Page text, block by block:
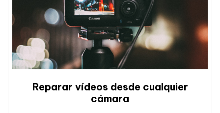
Reparar vídeos desde cualquier
cámara